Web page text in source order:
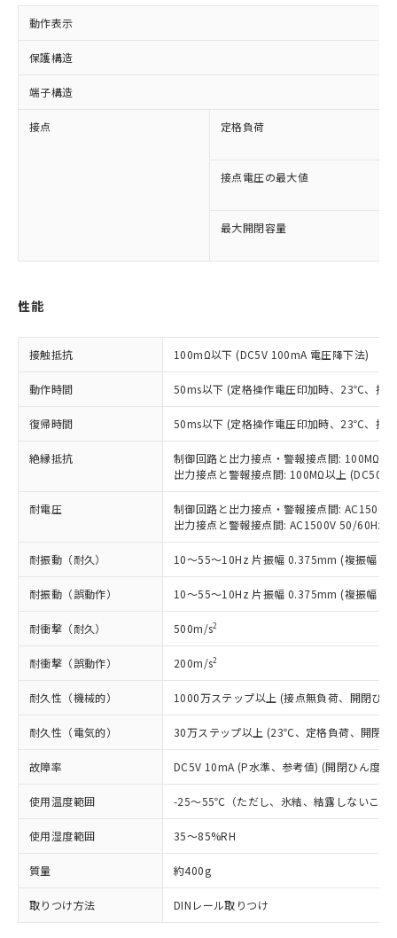
動作表示
保護構造
端子構造
接点 定格負荷
接点電圧の最大値
最大開閉容量
性能
接触抵抗 100mΩ以下 (DC5V 100mA 電圧降下法)
動作時間 50ms以下 (定格操作電圧印加時、23℃、接
復帰時間 50ms以下 (定格操作電圧印加時、23℃、接
絶縁抵抗
制御回路と出力接点・警報接点間: 100MΩ以
出力接点と警報接点間: 100MΩ以上
耐電圧
制御回路と出力接点・警報接点間:
出力接点と警報接点間: AC1500V 50/60Hz
耐振動（耐久） 10～55～10Hz 片振幅 0.375mm (複振幅
耐振動（誤動作） 10～55～10Hz 片振幅 0.375mm (複振幅
耐衝撃（耐久） 500m/s2
耐衝撃（誤動作） 200m/s2
耐久性（機械的） 1000万ステップ以上 (接点無負荷、開閉ひ
耐久性（電気的） 30万ステップ以上 (23℃、定格負荷、開閉
故障率 DC5V 10mA (P水準、参考値) (開閉ひん度
使用温度範囲 -25～55℃（ただし、氷結、結露しないこと
使用湿度範囲 35～85%RH
質量 約400g
取りつけ方法 DINレール取りつけ
ご利用条件
以下の条件をお読みいただき、同意のうえ
ご利用ください。
本サービスは、当社制御機器事業取扱
商品の当社在庫状況および標準価格
(税抜)を提供させていただくもので
当社制御機器事業取扱商品の中には、
本サービスの対象外となる商品もある
ことをご了承ください。
在庫状況および標準価格照会結果は、
記載している更新日時点での社内デー
タに基づき作成されるものであり、閲
覧された時点での実際の在庫および標
準価格とは異なる場合があることをご
了承ください。
正式な納期状況および標準価格はお客
様のお取引先、またはお客様担当のオ
ムロン制御機器販売店・当社販売員に
ご相談ください。
オムロン制御機器販売店や当社販売拠
販売ネットワーク
」をご確認
ください。
※1 対応状況
対応済み：EU RoHS指令（10物質）の
非含有に対応した製品が提供可能な商品で
す。
対応予定：EU RoHS指令（10物質）の非含
有に対応した製品に切り替える予定のある
対応予定なし：EU RoHS指令（10物質）の
非含有に非対応の商品で、対応品を出す予
定はありません。
調査・確認中：EU RoHS指令（10物質）の
商品です。
非該当品：ライセンス料など無形物で、有
害物質有無と関係のない商品です。
仕入先様の事情により、非含有部品として
いたものが、含有品と判明した場合などや
むを得ず変更することがあります。
*EU RoHS指令（10物質）：
鉛(Pb) 1000ppm以下、 水銀(Hg) 1000ppm以下、 カド
六価クロム(Cr(Ⅵ)) 1000ppm以下、ポリ臭化ビフェニル
類(PBB) 1000ppm以下、ポリ臭化ジフェニルエーテル類
(PBDE) 1000ppm以下、フタル酸ビス(2-エチルヘキシ
（DBP） 1000ppm以下、フタル酸ジイソブチル
(DIBP) 1000ppm以下
但し、RoHS指令で産業用監視および制御機器に対する
フタル酸エステル類の４物質については閾値を超える意
図的な使用がないことを確認しています。
※1 中国RoHS○×表
「○」：最大均質材料含有率が中国RoHSの
基準値以下であることを示します。
「×」：最大均質材料含有率が中国RoHSの
基準値を超えていることを示します。
「－」：未確認です。当社販売部門へお問
い合わせください。
*中国RoHS10物質の基準値 (GB/T26572)：
Pb(鉛) :1000ppm、 Hg(水銀) : 1000ppm、 Cd(カドミウ
Cr(Ⅵ)(六価クロム) : 1000ppm、 PBBs(ポリ臭化ビフェ
ニル類) : 1000ppm、 PBDEs(ポリ臭化ジフェニルエーテ
DBP(フタル酸ジブチル) : 1000ppm、 DIBP(フタル酸ジ
イソブチル) : 1000ppm、 BBP(フタル酸ブチルベンジ
DEHP(フタル酸ビス(2-エチルヘキシル)) : 1000ppm
※2 環境保護使用期限
当社は、これら貴社製品のうち、外国
為替および外国貿易法に定める商品
（以下｢規制貨物等」という）を輸出
または国外への提供する場合は、日本
国政府の輸出許可(または役務取引許
可)を取得するなどの必要な手続きを
当社は規制貨物を破棄する場合は、完
全に破砕するなど、違法に輸出されな
当社は貴社製品を、核兵器、ミサイ
ル、化学兵器、生物兵器またはその他
武器並びにこれらの製造装置等に一切
使用いたしません。
記
○ 一定数以上の在庫あり
△ 一定数には満たないが在庫あり
在庫なし(最新の在庫状況につ
いては、お客様のお取引先、ま
たはお客様担当のオムロン制御